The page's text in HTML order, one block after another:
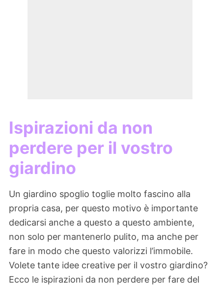
Ispirazioni da non
perdere per il vostro
giardino
Un giardino spoglio toglie molto fascino alla
propria casa, per questo motivo è importante
dedicarsi anche a questo a questo ambiente,
non solo per mantenerlo pulito, ma anche per
fare in modo che questo valorizzi l’immobile.
Volete tante idee creative per il vostro giardino?
Ecco le ispirazioni da non perdere per fare del